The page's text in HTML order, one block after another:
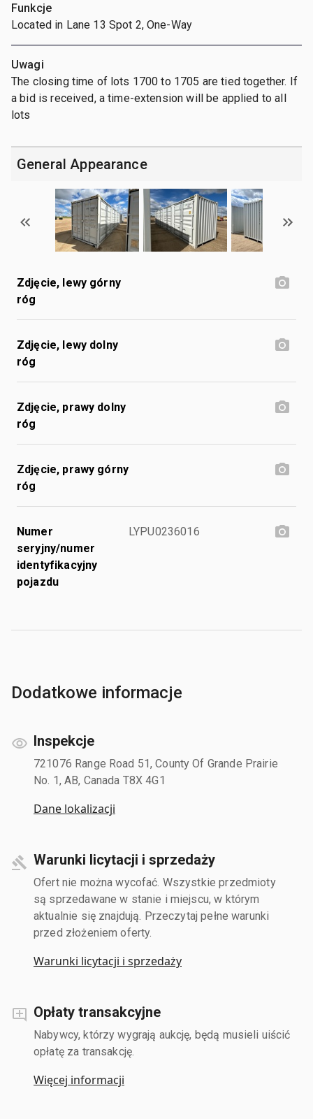
Funkcje
Located in Lane 13 Spot 2, One-Way
Uwagi
The closing time of lots 1700 to 1705 are tied together. If
a bid is received, a time-extension will be applied to all
lots
General Appearance
Zdjęcie, lewy górny
róg
Zdjęcie, lewy dolny
róg
Zdjęcie, prawy dolny
róg
Zdjęcie, prawy górny
róg
Numer
seryjny/numer
identyfikacyjny
pojazdu
LYPU0236016
Dodatkowe informacje
Inspekcje
721076 Range Road 51, County Of Grande Prairie
No. 1, AB, Canada T8X 4G1
Dane lokalizacji
Warunki licytacji i sprzedaży
Ofert nie można wycofać. Wszystkie przedmioty
są sprzedawane w stanie i miejscu, w którym
aktualnie się znajdują. Przeczytaj pełne warunki
przed złożeniem oferty.
Warunki licytacji i sprzedaży
Opłaty transakcyjne
Nabywcy, którzy wygrają aukcję, będą musieli uiścić
opłatę za transakcję.
Więcej informacji